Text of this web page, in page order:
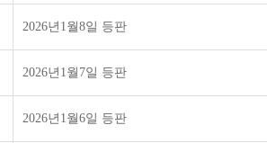
2026년1월8일 등판
2026년1월7일 등판
2026년1월6일 등판